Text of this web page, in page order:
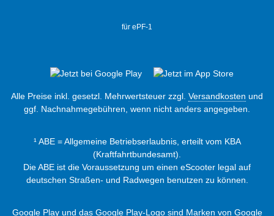
für ePF-1
Alle Preise inkl. gesetzl. Mehrwertsteuer zzgl. Versandkosten und
ggf. Nachnahmegebühren, wenn nicht anders angegeben.
¹ ABE = Allgemeine Betriebserlaubnis, erteilt vom KBA
(Kraftfahrtbundesamt).
Die ABE ist die Voraussetzung um einen eScooter legal auf
deutschen Straßen- und Radwegen benutzen zu können.
Google Play und das Google Play-Logo sind Marken von Google